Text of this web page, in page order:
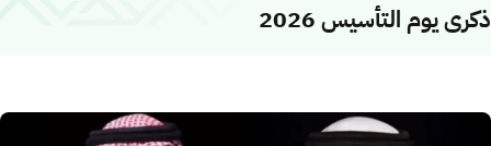
ذكرى يوم التأسيس 2026